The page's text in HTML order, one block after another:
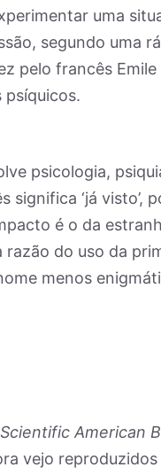
uma
segundo uma
pelo francês Emile
psíquicos.
psicologia,
significa ‘já visto’,
é o da
do uso da
menos
Scientific American
vejo